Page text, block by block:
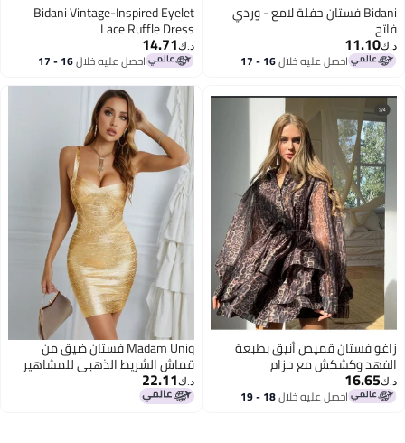
Bidani فستان حفلة لامع - وردي
فاتح
د.ك‏11.10
احصل عليه خلال 16 - 17
Bidani Vintage-Inspired Eyelet
Lace Ruffle Dress
د.ك‏14.71
احصل عليه خلال 16 - 17
زاغو فستان قميص أنيق بطبعة
الفهد وكشكش مع حزام
د.ك‏16.65
احصل عليه خلال 18 - 19
Madam Uniq فستان ضيق من
قماش الشريط الذهبي للمشاهير
للنساء، فستان حفلة بقلم رصاص
د.ك‏22.11